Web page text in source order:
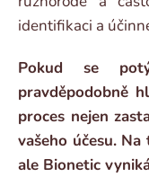
identifikaci a
Pokud se
pravděpodobně
proces nejen
vašeho účesu.
ale Bionetic